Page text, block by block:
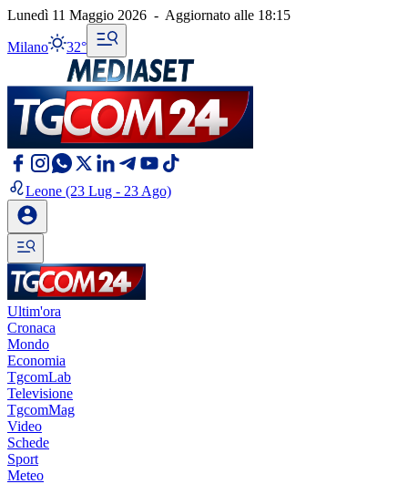
Lunedì 11 Maggio 2026 - Aggiornato alle 18:15
Milano 32°
Leone (23 Lug - 23 Ago)
Ultim'ora
Cronaca
Mondo
Economia
TgcomLab
Televisione
TgcomMag
Video
Schede
Sport
Meteo